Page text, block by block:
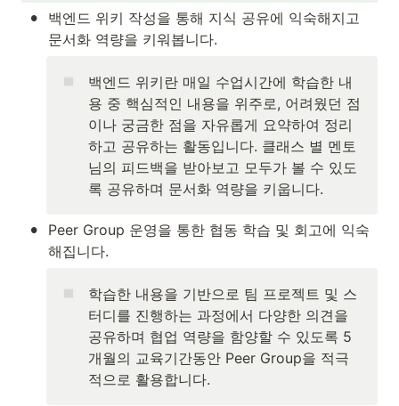
•
백엔드 위키 작성을 통해 지식 공유에 익숙해지고
문서화 역량을 키워봅니다.
백엔드 위키란 매일 수업시간에 학습한 내
용 중 핵심적인 내용을 위주로, 어려웠던 점
이나 궁금한 점을 자유롭게 요약하여 정리
하고 공유하는 활동입니다. 클래스 별 멘토
님의 피드백을 받아보고 모두가 볼 수 있도
록 공유하며 문서화 역량을 키웁니다.
•
Peer Group 운영을 통한 협동 학습 및 회고에 익숙
해집니다.
학습한 내용을 기반으로 팀 프로젝트 및 스
터디를 진행하는 과정에서 다양한 의견을
공유하며 협업 역량을 함양할 수 있도록 5
개월의 교육기간동안 Peer Group을 적극
적으로 활용합니다.